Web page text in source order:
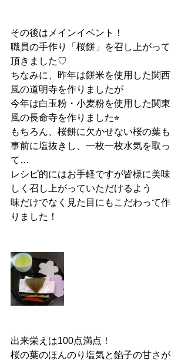
その後はメインイベント！
職員の手作り「桜餅」を召し上がって
頂きました♡
ちなみに、昨年は餅米を使用した関西
風の道明寺を作りましたが
今年は白玉粉・小麦粉を使用した関東
風の長命寺を作りました⭐︎
もちろん、桜餅に欠かせない桜の葉も
事前に塩抜きし、一枚一枚水気を取っ
て…
レシピ的にはお手軽ですが皆様に美味
しく召し上がっていただけるよう
味だけでなく見た目にもこだわって作
りました！
出来栄えは100点満点！
桜の葉のほんのり塩気と餡子の甘さが